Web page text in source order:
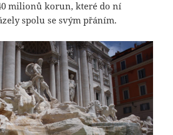
milionů korun, které do ní
spolu se svým přáním.